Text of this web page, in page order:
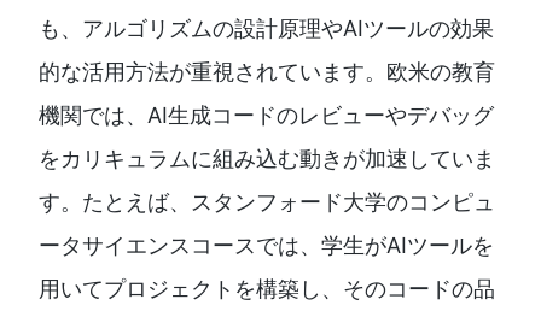
も、アルゴリズムの設計原理やAIツールの効果
的な活用方法が重視されています。欧米の教育
機関では、AI生成コードのレビューやデバッグ
をカリキュラムに組み込む動きが加速していま
す。たとえば、スタンフォード大学のコンピュ
ータサイエンスコースでは、学生がAIツールを
用いてプロジェクトを構築し、そのコードの品